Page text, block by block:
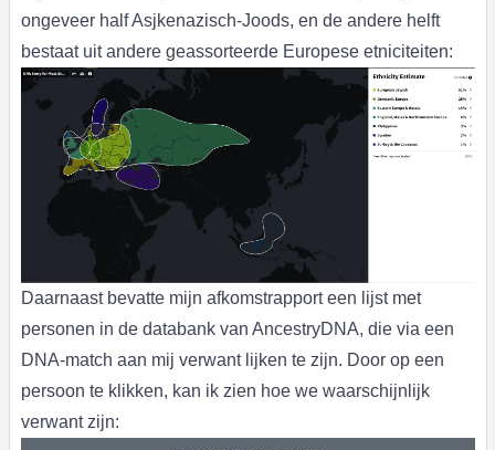
ongeveer half Asjkenazisch-Joods, en de andere helft
bestaat uit andere geassorteerde Europese etniciteiten:
Daarnaast bevatte mijn afkomstrapport een lijst met
personen in de databank van AncestryDNA, die via een
DNA-match aan mij verwant lijken te zijn. Door op een
persoon te klikken, kan ik zien hoe we waarschijnlijk
verwant zijn: